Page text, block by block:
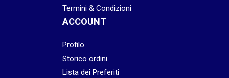
Termini & Condizioni
ACCOUNT
Profilo
Storico ordini
Lista dei Preferiti